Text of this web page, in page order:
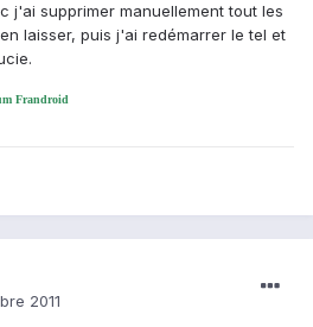
j'ai supprimer manuellement tout les
laisser, puis j'ai redémarrer le tel et
Frandroid
2011